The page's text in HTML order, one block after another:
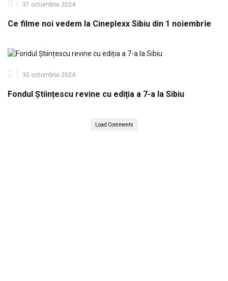
31 octombrie 2024
Ce filme noi vedem la Cineplexx Sibiu din 1 noiembrie
30 octombrie 2024
Fondul Științescu revine cu ediția a 7-a la Sibiu
Load Comments